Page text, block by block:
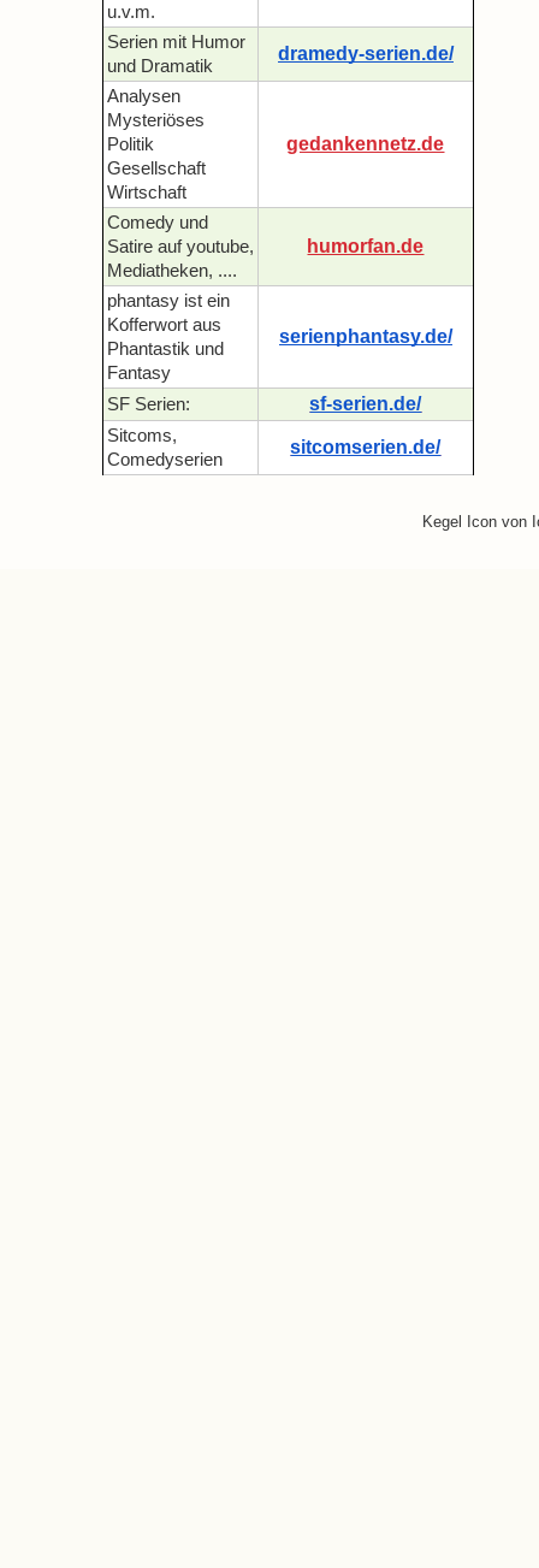
u.v.m.
Serien mit Humor
und Dramatik
dramedy-serien.de/
Analysen
Mysteriöses
Politik
Gesellschaft
Wirtschaft
gedankennetz.de
Comedy und
Satire auf youtube,
Mediatheken, ....
humorfan.de
phantasy ist ein
Kofferwort aus
Phantastik und
Fantasy
serienphantasy.de/
SF Serien: sf-serien.de/
Sitcoms,
Comedyserien
sitcomserien.de/
Kegel Icon von